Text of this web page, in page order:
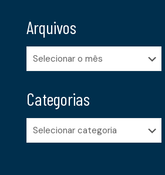
Arquivos
Arquivos
Categorias
Categorias